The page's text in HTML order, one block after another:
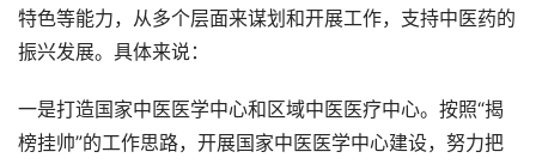
特色等能力，从多个层面来谋划和开展工作，支持中医药的
振兴发展。具体来说：
一是打造国家中医医学中心和区域中医医疗中心。按照“揭
榜挂帅”的工作思路，开展国家中医医学中心建设，努力把